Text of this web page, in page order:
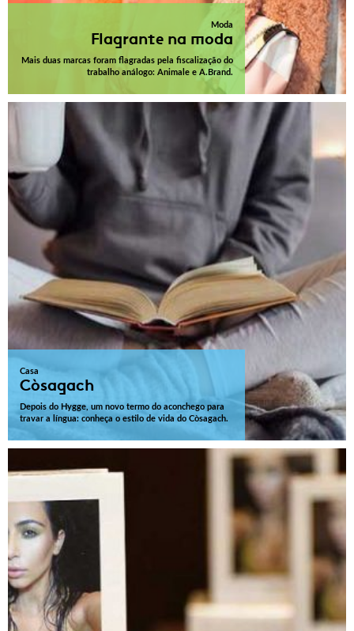
Moda
Flagrante na moda
Mais duas marcas foram flagradas pela fiscalização do
trabalho análogo: Animale e A.Brand.
Casa
Còsagach
Depois do Hygge, um novo termo do aconchego para
travar a língua: conheça o estilo de vida do Còsagach.